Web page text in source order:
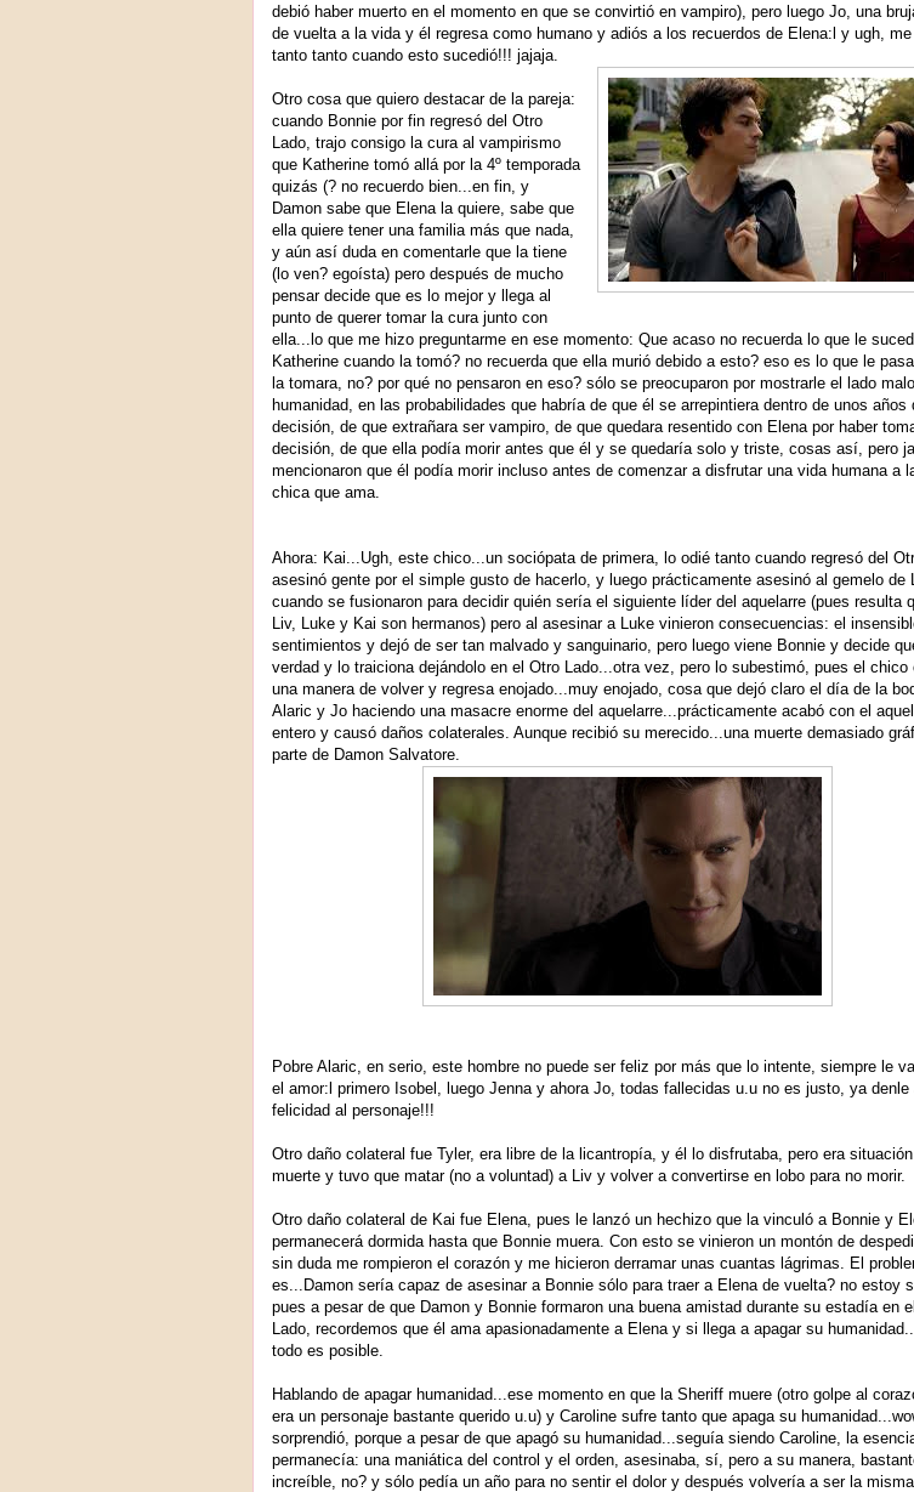
debió haber muerto en el momento en que se convirtió en vampiro), pero luego Jo, una
de vuelta a la vida y él regresa como humano y adiós a los recuerdos de Elena:l y ugh,
tanto tanto cuando esto sucedió!!! jajaja.
Otro cosa que quiero destacar de la pareja:
cuando Bonnie por fin regresó del Otro
Lado, trajo consigo la cura al vampirismo
que Katherine tomó allá por la 4º temporada
quizás (? no recuerdo bien...en fin, y
Damon sabe que Elena la quiere, sabe que
ella quiere tener una familia más que nada,
y aún así duda en comentarle que la tiene
(lo ven? egoísta) pero después de mucho
pensar decide que es lo mejor y llega al
punto de querer tomar la cura junto con
ella...lo que me hizo preguntarme en ese momento: Que acaso no recuerda lo que le
Katherine cuando la tomó? no recuerda que ella murió debido a esto? eso es lo que le
la tomara, no? por qué no pensaron en eso? sólo se preocuparon por mostrarle el lado
humanidad, en las probabilidades que habría de que él se arrepintiera dentro de unos años
decisión, de que extrañara ser vampiro, de que quedara resentido con Elena por haber
decisión, de que ella podía morir antes que él y se quedaría solo y triste, cosas así, pero
mencionaron que él podía morir incluso antes de comenzar a disfrutar una vida humana a
chica que ama.
Ahora: Kai...Ugh, este chico...un sociópata de primera, lo odié tanto cuando regresó del
asesinó gente por el simple gusto de hacerlo, y luego prácticamente asesinó al gemelo de
cuando se fusionaron para decidir quién sería el siguiente líder del aquelarre (pues resulta
Liv, Luke y Kai son hermanos) pero al asesinar a Luke vinieron consecuencias: el
sentimientos y dejó de ser tan malvado y sanguinario, pero luego viene Bonnie y decide
verdad y lo traiciona dejándolo en el Otro Lado...otra vez, pero lo subestimó, pues el chico
una manera de volver y regresa enojado...muy enojado, cosa que dejó claro el día de la
Alaric y Jo haciendo una masacre enorme del aquelarre...prácticamente acabó con el
entero y causó daños colaterales. Aunque recibió su merecido...una muerte demasiado
parte de Damon Salvatore.
Pobre Alaric, en serio, este hombre no puede ser feliz por más que lo intente, siempre le
el amor:l primero Isobel, luego Jenna y ahora Jo, todas fallecidas u.u no es justo, ya denle
felicidad al personaje!!!
Otro daño colateral fue Tyler, era libre de la licantropía, y él lo disfrutaba, pero era
muerte y tuvo que matar (no a voluntad) a Liv y volver a convertirse en lobo para no morir.
Otro daño colateral de Kai fue Elena, pues le lanzó un hechizo que la vinculó a Bonnie y
permanecerá dormida hasta que Bonnie muera. Con esto se vinieron un montón de
sin duda me rompieron el corazón y me hicieron derramar unas cuantas lágrimas. El
es...Damon sería capaz de asesinar a Bonnie sólo para traer a Elena de vuelta? no estoy
pues a pesar de que Damon y Bonnie formaron una buena amistad durante su estadía en
Lado, recordemos que él ama apasionadamente a Elena y si llega a apagar su
todo es posible.
Hablando de apagar humanidad...ese momento en que la Sheriff muere (otro golpe al
era un personaje bastante querido u.u) y Caroline sufre tanto que apaga su
sorprendió, porque a pesar de que apagó su humanidad...seguía siendo Caroline, la
permanecía: una maniática del control y el orden, asesinaba, sí, pero a su manera,
increíble, no? y sólo pedía un año para no sentir el dolor y después volvería a ser la misma,